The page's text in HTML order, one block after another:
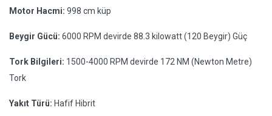
Motor Hacmi: 998 cm küp
Beygir Gücü: 6000 RPM devirde 88.3 kilowatt (120 Beygir) Güç
Tork Bilgileri: 1500-4000 RPM devirde 172 NM (Newton Metre)
Tork
Yakıt Türü: Hafif Hibrit